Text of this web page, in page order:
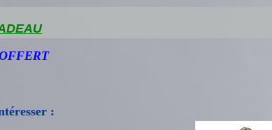
: